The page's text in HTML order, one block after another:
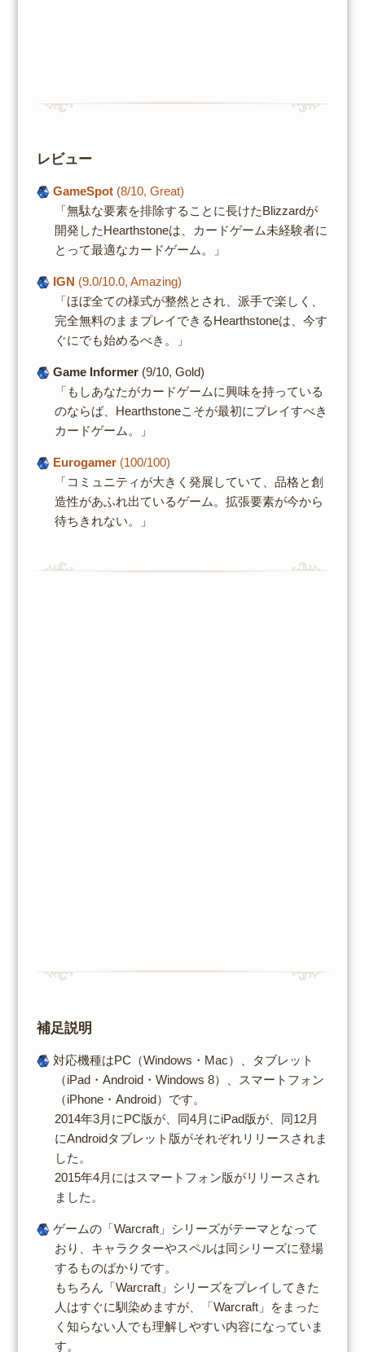
レビュー
GameSpot(8/10, Great)
「無駄な要素を排除することに長けたBlizzardが
開発したHearthstoneは、カードゲーム未経験者に
とって最適なカードゲーム。」
IGN (9.0/10.0, Amazing)
「ほぼ全ての様式が整然とされ、派手で楽しく、
完全無料のままプレイできるHearthstoneは、今す
ぐにでも始めるべき。」
Game Informer(9/10, Gold)
「もしあなたがカードゲームに興味を持っている
のならば、Hearthstoneこそが最初にプレイすべき
カードゲーム。」
Eurogamer(100/100)
「コミュニティが大きく発展していて、品格と創
造性があふれ出ているゲーム。拡張要素が今から
待ちきれない。」
補足説明
対応機種はPC（Windows・Mac）、タブレット
（iPad・Android・Windows 8）、スマートフォン
（iPhone・Android）です。
2014年3月にPC版が、同4月にiPad版が、同12月
にAndroidタブレット版がそれぞれリリースされま
した。
2015年4月にはスマートフォン版がリリースされ
ました。
ゲームの「Warcraft」シリーズがテーマとなって
おり、キャラクターやスペルは同シリーズに登場
するものばかりです。
もちろん「Warcraft」シリーズをプレイしてきた
人はすぐに馴染めますが、「Warcraft」をまった
く知らない人でも理解しやすい内容になっていま
す。